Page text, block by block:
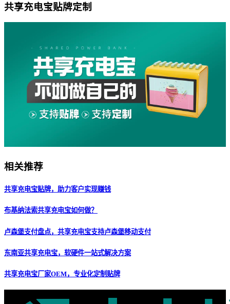
共享充电宝贴牌定制
相关推荐
共享充电宝贴牌，助力客户实现赚钱
布基纳法索共享充电宝如何做？
卢森堡支付盘点，共享充电宝支持卢森堡移动支付
东南亚共享充电宝，软硬件一站式解决方案
共享充电宝厂家OEM，专业化定制贴牌